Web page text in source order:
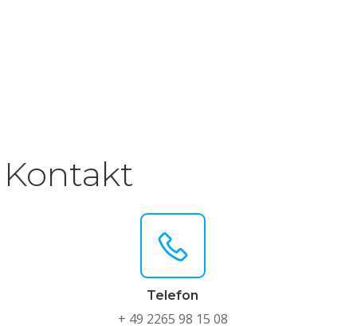
Kontakt
Telefon
+ 49 2265 98 15 08